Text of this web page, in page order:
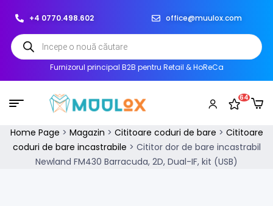
+4 0770.498.602 office@muulox.com
Furnizorul principal B2B pentru Retail & HoReCa
64
Home Page > Magazin > Cititoare coduri de bare > Cititoare
coduri de bare incastrabile > Cititor dor de bare incastrabil
Newland FM430 Barracuda, 2D, Dual-IF, kit (USB)